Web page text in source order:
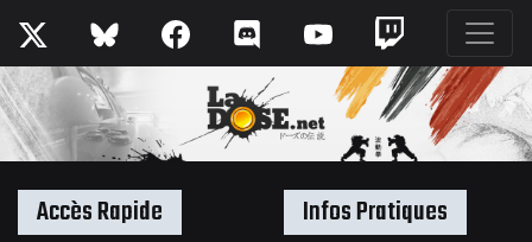
Accès Rapide Infos Pratiques